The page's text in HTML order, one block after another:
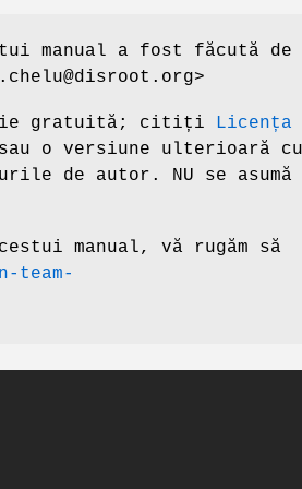
manual a fost făcută de
gratuită; citiți Licența
o versiune ulterioară cu
de autor. NU se asumă
manual, vă rugăm să
team-